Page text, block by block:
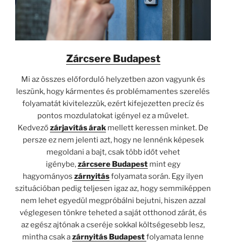
Zárcsere Budapest
Mi az összes előforduló helyzetben azon vagyunk és
leszünk, hogy kármentes és problémamentes szerelés
folyamatát kivitelezzük, ezért kifejezetten precíz és
pontos mozdulatokat igényel ez a művelet.
Kedvezőzárjavítás árak mellett keressen minket. De
persze ez nem jelenti azt, hogy ne lennénk képesek
megoldani a bajt, csak több időt vehet
igénybe,zárcsere Budapestmint egy
hagyományos zárnyitásfolyamata során. Egy ilyen
szituációban pedig teljesen igaz az, hogy semmiképpen
nem lehet egyedül megpróbálni bejutni, hiszen azzal
véglegesen tönkre teheted a saját otthonod zárát, és
az egész ajtónak a cseréje sokkal költségesebb lesz,
mintha csak azárnyitás Budapestfolyamata lenne